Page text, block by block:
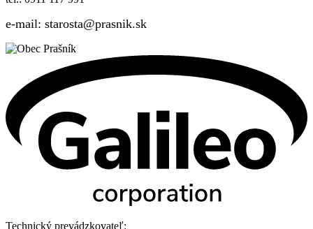
e-mail: starosta@prasnik.sk
Technický prevádzkovateľ: